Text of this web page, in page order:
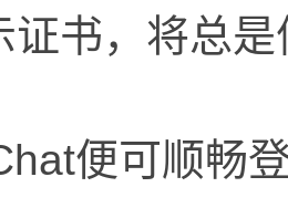
证书，将总
便可顺畅